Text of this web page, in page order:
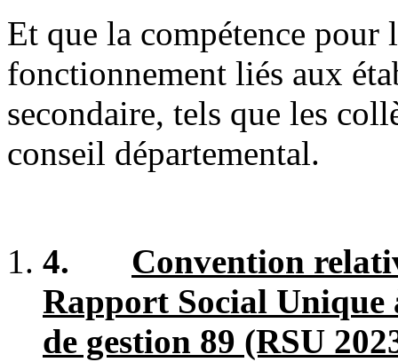
Et que la compétence pour
fonctionnement liés aux
secondaire, tels que les
conseil départemental.
4. Convention
Rapport Social Unique
de gestion 89 (RSU